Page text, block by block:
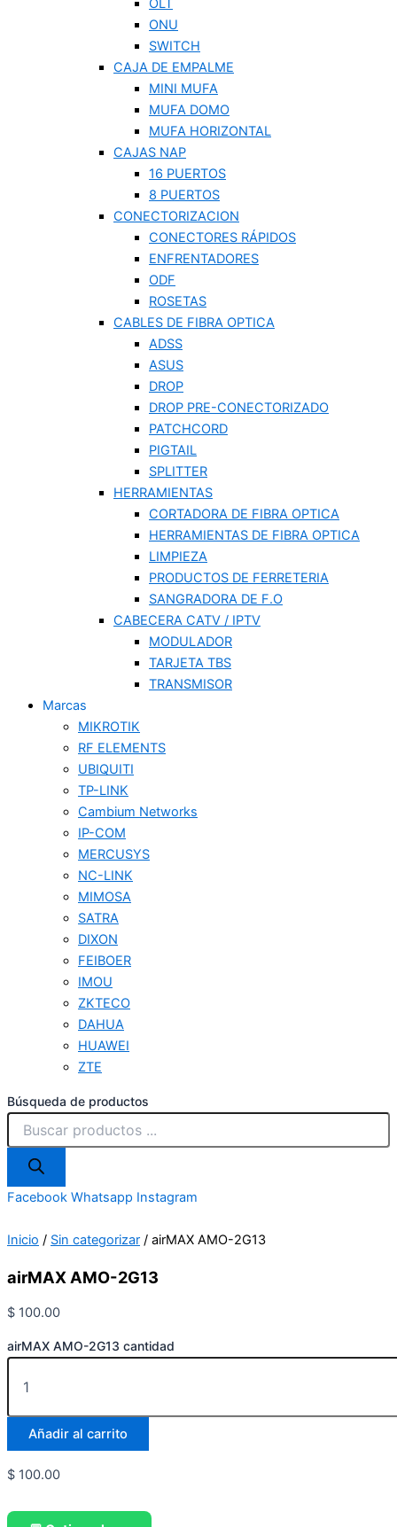
OLT
ONU
SWITCH
CAJA DE EMPALME
MINI MUFA
MUFA DOMO
MUFA HORIZONTAL
CAJAS NAP
16 PUERTOS
8 PUERTOS
CONECTORIZACION
CONECTORES RÁPIDOS
ENFRENTADORES
ODF
ROSETAS
CABLES DE FIBRA OPTICA
ADSS
ASUS
DROP
DROP PRE-CONECTORIZADO
PATCHCORD
PIGTAIL
SPLITTER
HERRAMIENTAS
CORTADORA DE FIBRA OPTICA
HERRAMIENTAS DE FIBRA OPTICA
LIMPIEZA
PRODUCTOS DE FERRETERIA
SANGRADORA DE F.O
CABECERA CATV / IPTV
MODULADOR
TARJETA TBS
TRANSMISOR
Marcas
MIKROTIK
RF ELEMENTS
UBIQUITI
TP-LINK
Cambium Networks
IP-COM
MERCUSYS
NC-LINK
MIMOSA
SATRA
DIXON
FEIBOER
IMOU
ZKTECO
DAHUA
HUAWEI
ZTE
Búsqueda de productos
Facebook Whatsapp Instagram
Inicio / Sin categorizar / airMAX AMO-2G13
airMAX AMO-2G13
$ 100.00
airMAX AMO-2G13 cantidad
Añadir al carrito
$ 100.00